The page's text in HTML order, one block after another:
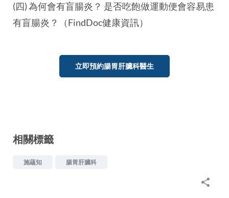
(四) 為何會有盲腸炎？ 是否吃飽做運動便會容易患
有盲腸炎？（FindDoc健康資訊）
立即預約腸胃肝臟科醫生
相關標籤
施蘊知 腸胃肝臟科